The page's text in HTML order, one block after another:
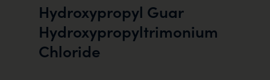
Hydroxypropyl Guar
Hydroxypropyltrimonium
Chloride